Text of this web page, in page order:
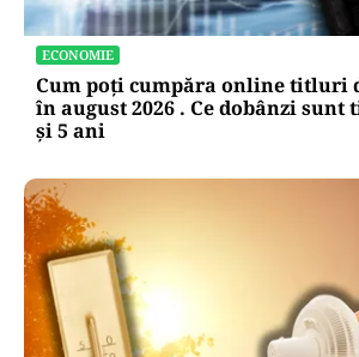
ECONOMIE
Cum poți cumpăra online titluri
în august 2026 . Ce dobânzi sunt
și 5 ani